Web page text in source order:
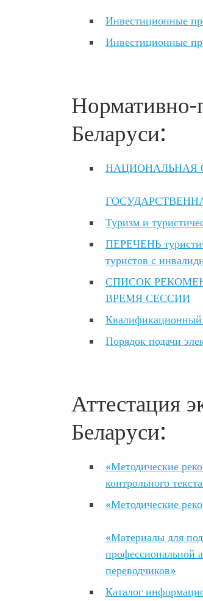
Инвестиционные
Инвестиционные
Нормативно-
Беларуси:
НАЦИОНАЛЬНАЯ
Туризм и
ПЕРЕЧЕНЬ
туристов с
СПИСОК
ВРЕМЯ СЕССИИ
Квалификационный
Порядок подачи
Аттестация
Беларуси:
«Методические
контрольного
«Методические
«Материалы для
профессиональной
переводчиков»
Каталог